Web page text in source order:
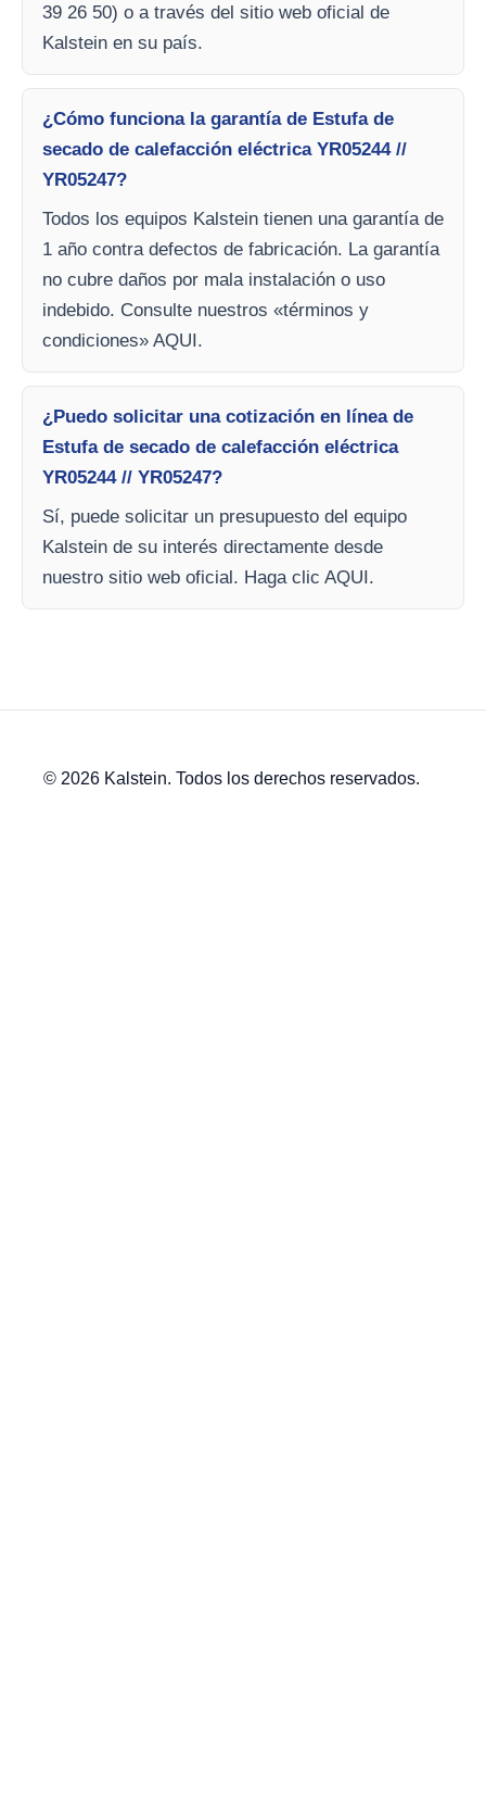
39 26 50) o a través del sitio web oficial de
Kalstein en su país.
¿Cómo funciona la garantía de Estufa de
secado de calefacción eléctrica YR05244 //
YR05247?
Todos los equipos Kalstein tienen una garantía de
1 año contra defectos de fabricación. La garantía
no cubre daños por mala instalación o uso
indebido. Consulte nuestros «términos y
condiciones» AQUI.
¿Puedo solicitar una cotización en línea de
Estufa de secado de calefacción eléctrica
YR05244 // YR05247?
Sí, puede solicitar un presupuesto del equipo
Kalstein de su interés directamente desde
nuestro sitio web oficial. Haga clic AQUI.
© 2026 Kalstein. Todos los derechos reservados.